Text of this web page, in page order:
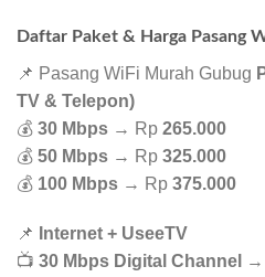
Daftar Paket & Harga Pasang
📌 Pasang WiFi Murah Gubug
TV & Telepon)
💰 30 Mbps → Rp 265.000
💰 50 Mbps → Rp 325.000
💰 100 Mbps → Rp 375.000
📌
Internet + UseeTV
📺 30 Mbps Digital Channel →